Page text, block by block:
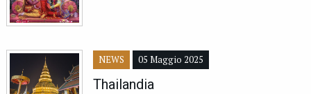
NEWS 05 Maggio 2025
Thailandia